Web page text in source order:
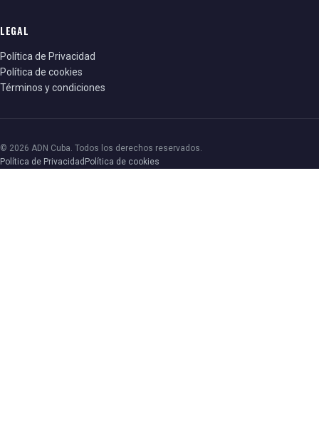
LEGAL
Política de Privacidad
Política de cookies
Términos y condiciones
© 2026 ADN Cuba. Todos los derechos reservados.
Política de Privacidad Política de cookies